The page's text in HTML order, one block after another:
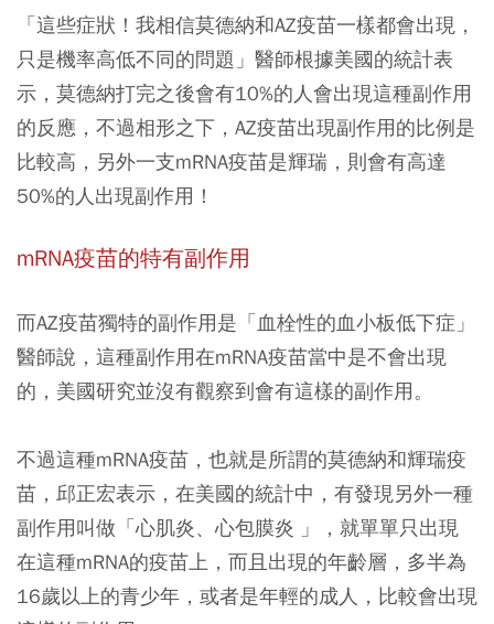
「這些症狀！我相信莫德納和AZ疫苗一樣都會出現，
只是機率高低不同的問題」醫師根據美國的統計表
示，莫德納打完之後會有10%的人會出現這種副作用
的反應，不過相形之下，AZ疫苗出現副作用的比例是
比較高，另外一支mRNA疫苗是輝瑞，則會有高達
50%的人出現副作用！
mRNA疫苗的特有副作用
而AZ疫苗獨特的副作用是「血栓性的血小板低下症」
醫師說，這種副作用在mRNA疫苗當中是不會出現
的，美國研究並沒有觀察到會有這樣的副作用。
不過這種mRNA疫苗，也就是所謂的莫德納和輝瑞疫
苗，邱正宏表示，在美國的統計中，有發現另外一種
副作用叫做「心肌炎、心包膜炎 」，就單單只出現
在這種mRNA的疫苗上，而且出現的年齡層，多半為
16歲以上的青少年，或者是年輕的成人，比較會出現